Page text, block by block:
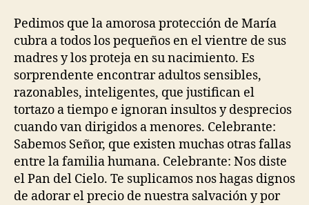
Pedimos que la amorosa protección de María
cubra a todos los pequeños en el vientre de sus
madres y los proteja en su nacimiento. Es
sorprendente encontrar adultos sensibles,
razonables, inteligentes, que justifican el
tortazo a tiempo e ignoran insultos y desprecios
cuando van dirigidos a menores. Celebrante:
Sabemos Señor, que existen muchas otras fallas
entre la familia humana. Celebrante: Nos diste
el Pan del Cielo. Te suplicamos nos hagas dignos
de adorar el precio de nuestra salvación y por